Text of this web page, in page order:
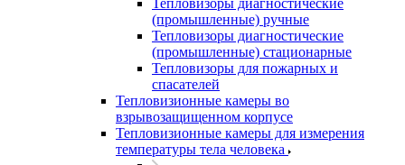
Тепловизоры диагностические
(промышленные) ручные
Тепловизоры диагностические
(промышленные) стационарные
Тепловизоры для пожарных и
спасателей
Тепловизионные камеры во
взрывозащищенном корпусе
Тепловизионные камеры для измерения
температуры тела человека